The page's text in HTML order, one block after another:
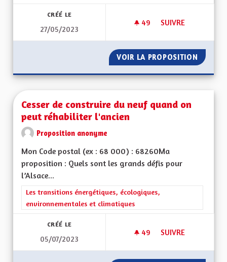
CRÉÉ LE
27/05/2023
49 49 ABONNÉS
SUIVRE
VOIR LA PROPOSITION
Cesser de construire du neuf quand on
peut réhabiliter l'ancien
Proposition anonyme
Mon Code postal (ex : 68 000) : 68260Ma
proposition : Quels sont les grands défis pour
l’Alsace...
Filtrer les résultats de la catégorie : Les transitions
Les transitions énergétiques, écologiques,
environnementales et climatiques
CRÉÉ LE
05/07/2023
49 49 ABONNÉS
SUIVRE